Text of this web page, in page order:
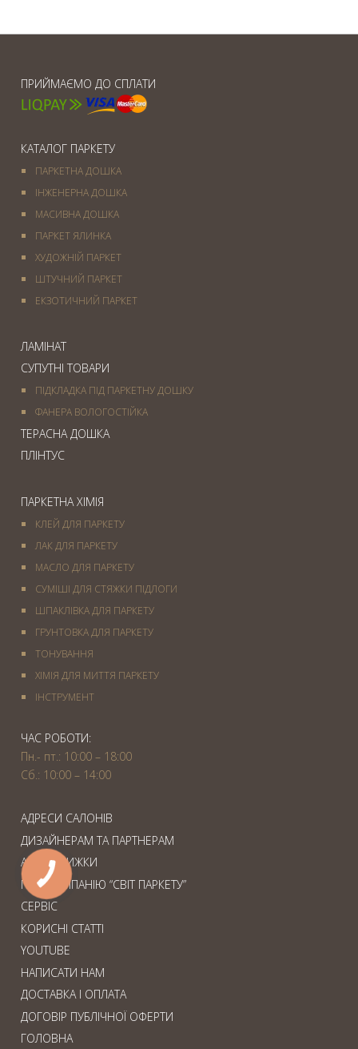
ПРИЙМАЄМО ДО СПЛАТИ
КАТАЛОГ ПАРКЕТУ
ПАРКЕТНА ДОШКА
ІНЖЕНЕРНА ДОШКА
МАСИВНА ДОШКА
ПАРКЕТ ЯЛИНКА
ХУДОЖНІЙ ПАРКЕТ
ШТУЧНИЙ ПАРКЕТ
ЕКЗОТИЧНИЙ ПАРКЕТ
ЛАМІНАТ
СУПУТНІ ТОВАРИ
ПІДКЛАДКА ПІД ПАРКЕТНУ ДОШКУ
ФАНЕРА ВОЛОГОСТІЙКА
ТЕРАСНА ДОШКА
ПЛІНТУС
ПАРКЕТНА ХІМІЯ
КЛЕЙ ДЛЯ ПАРКЕТУ
ЛАК ДЛЯ ПАРКЕТУ
МАСЛО ДЛЯ ПАРКЕТУ
СУМІШІ ДЛЯ СТЯЖКИ ПІДЛОГИ
ШПАКЛІВКА ДЛЯ ПАРКЕТУ
ГРУНТОВКА ДЛЯ ПАРКЕТУ
ТОНУВАННЯ
ХІМІЯ ДЛЯ МИТТЯ ПАРКЕТУ
IНСТРУМЕНТ
ЧАС РОБОТИ:
Пн.- пт.: 10:00 – 18:00
Сб.: 10:00 – 14:00
АДРЕСИ САЛОНІВ
ДИЗАЙНЕРАМ ТА ПАРТНЕРАМ
АКЦІЇ. ЗНИЖКИ
ПРО КОМПАНІЮ “СВІТ ПАРКЕТУ”
СЕРВІС
КОРИСНІ СТАТТІ
YOUTUBE
НАПИСАТИ НАМ
ДОСТАВКА І ОПЛАТА
ДОГОВІР ПУБЛІЧНОЇ ОФЕРТИ
ГОЛОВНА